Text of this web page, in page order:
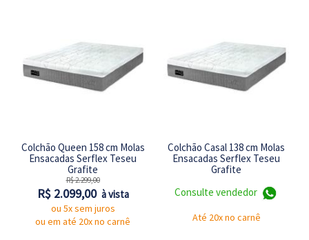
Colchão Queen 158 cm Molas
Ensacadas Serflex Teseu
Grafite
R$ 2.299,00
R$ 2.099,00 à vista
ou 5x sem juros
ou em até 20x no carnê
Colchão Casal 138 cm Molas
Ensacadas Serflex Teseu
Grafite
Consulte vendedor
Até 20x no carnê